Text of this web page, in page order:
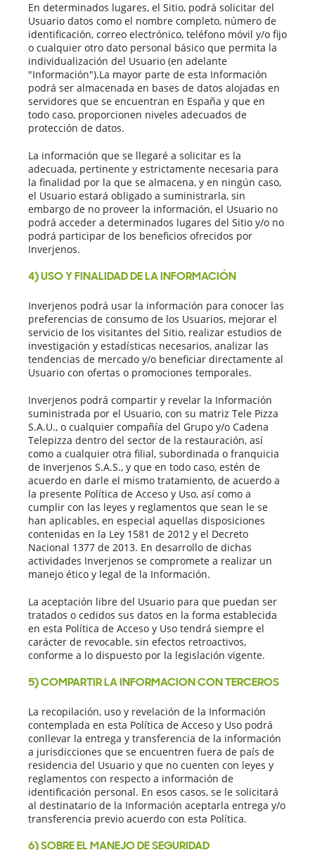
En determinados lugares, el Sitio, podrá solicitar del
Usuario datos como el nombre completo, número de
identificación, correo electrónico, teléfono móvil y/o fijo
o cualquier otro dato personal básico que permita la
individualización del Usuario (en adelante
"Información").La mayor parte de esta Información
podrá ser almacenada en bases de datos alojadas en
servidores que se encuentran en España y que en
todo caso, proporcionen niveles adecuados de
protección de datos.
La información que se llegaré a solicitar es la
adecuada, pertinente y estrictamente necesaria para
la finalidad por la que se almacena, y en ningún caso,
el Usuario estará obligado a suministrarla, sin
embargo de no proveer la información, el Usuario no
podrá acceder a determinados lugares del Sitio y/o no
podrá participar de los beneficios ofrecidos por
Inverjenos.
4) USO Y FINALIDAD DE LA INFORMACIÓN
Inverjenos podrá usar la información para conocer las
preferencias de consumo de los Usuarios, mejorar el
servicio de los visitantes del Sitio, realizar estudios de
investigación y estadísticas necesarios, analizar las
tendencias de mercado y/o beneficiar directamente al
Usuario con ofertas o promociones temporales.
Inverjenos podrá compartir y revelar la Información
suministrada por el Usuario, con su matriz Tele Pizza
S.A.U., o cualquier compañía del Grupo y/o Cadena
Telepizza dentro del sector de la restauración, así
como a cualquier otra filial, subordinada o franquicia
de Inverjenos S.A.S., y que en todo caso, estén de
acuerdo en darle el mismo tratamiento, de acuerdo a
la presente Política de Acceso y Uso, así como a
cumplir con las leyes y reglamentos que sean le se
han aplicables, en especial aquellas disposiciones
contenidas en la Ley 1581 de 2012 y el Decreto
Nacional 1377 de 2013. En desarrollo de dichas
actividades Inverjenos se compromete a realizar un
manejo ético y legal de la Información.
La aceptación libre del Usuario para que puedan ser
tratados o cedidos sus datos en la forma establecida
en esta Política de Acceso y Uso tendrá siempre el
carácter de revocable, sin efectos retroactivos,
conforme a lo dispuesto por la legislación vigente.
5) COMPARTIR LA INFORMACION CON TERCEROS
La recopilación, uso y revelación de la Información
contemplada en esta Política de Acceso y Uso podrá
conllevar la entrega y transferencia de la información
a jurisdicciones que se encuentren fuera de país de
residencia del Usuario y que no cuenten con leyes y
reglamentos con respecto a información de
identificación personal. En esos casos, se le solicitará
al destinatario de la Información aceptarla entrega y/o
transferencia previo acuerdo con esta Política.
6) SOBRE EL MANEJO DE SEGURIDAD